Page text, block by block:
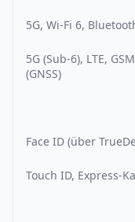
5G, Wi-Fi 6,
5G (Sub-6), LTE,
(GNSS)
Face ID (über
Touch ID, Express-